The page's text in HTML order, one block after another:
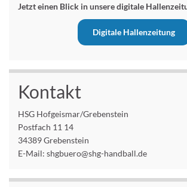
Jetzt einen Blick in unsere digitale
Digitale Hallenzeitung
Kontakt
HSG Hofgeismar/Grebenstein
Postfach 11 14
34389 Grebenstein
E-Mail: shgbuero@shg-handball.de